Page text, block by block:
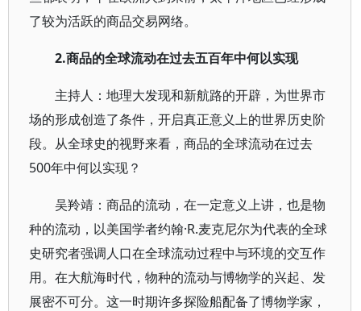
了较为活跃的商品交易网络。
2.商品的全球流动在过去五百年中何以实现
主持人：地理大发现和新航路的开辟，为世界市
场的形成创造了条件，开启真正意义上的世界历史阶
段。从全球史的视野来看，商品的全球流动在过去
500年中何以实现？
吴羚靖：商品的流动，在一定意义上讲，也是物
种的流动，以美国学者约翰·R.麦克尼尔为代表的全球
史研究者强调人口在全球流动过程中与环境的交互作
用。在大航海时代，物种的流动与博物学的兴起、发
展密不可分。这一时期许多探险船配备了博物学家，